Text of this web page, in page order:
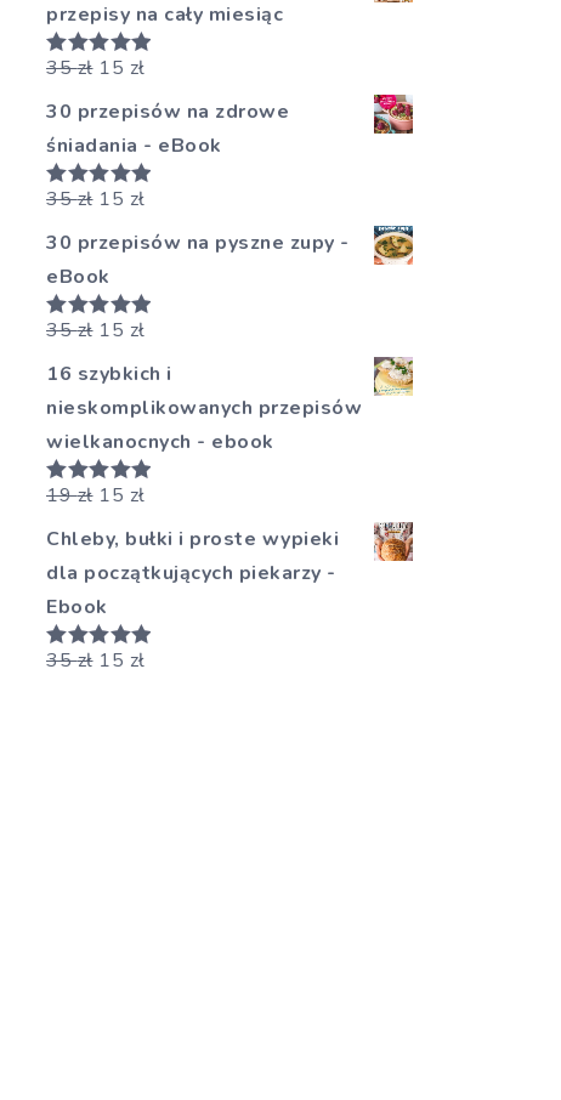
przepisy na cały miesiąc
Oceniono
35zł 15 zł
30 przepisów na zdrowe
śniadania - eBook
Oceniono
35zł 15 zł
30 przepisów na pyszne zupy -
eBook
Oceniono
35zł 15 zł
16 szybkich i
nieskomplikowanych przepisów
wielkanocnych - ebook
Oceniono
19zł 15 zł
Chleby, bułki i proste wypieki
dla początkujących piekarzy -
Ebook
Oceniono
35zł 15 zł